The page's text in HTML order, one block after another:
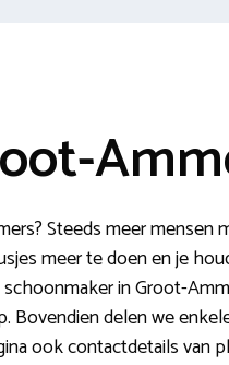
Steeds meer
meer te doen en je
in Groot-
delen we
ook contactdetails van